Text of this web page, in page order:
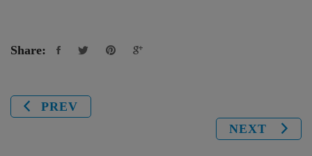
Share:
PREV
NEXT